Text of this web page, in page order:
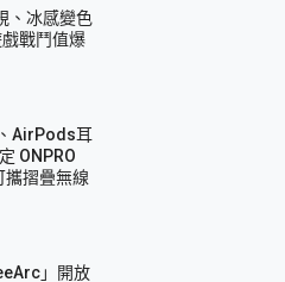
、冰感變色
戰鬥值爆
AirPods耳
ONPRO
攜摺疊無線
」開放